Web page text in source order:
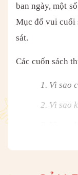
ban ngày, một
Mục đố vui cuối
sát.
Các cuốn sách
1. Vì sao
2. Vì sao
3. Vì sao
5. Vì sao